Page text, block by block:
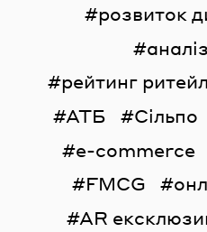
розвиток
рейтинг
АТБ
Сільпо
e-commerce
FMCG
AR